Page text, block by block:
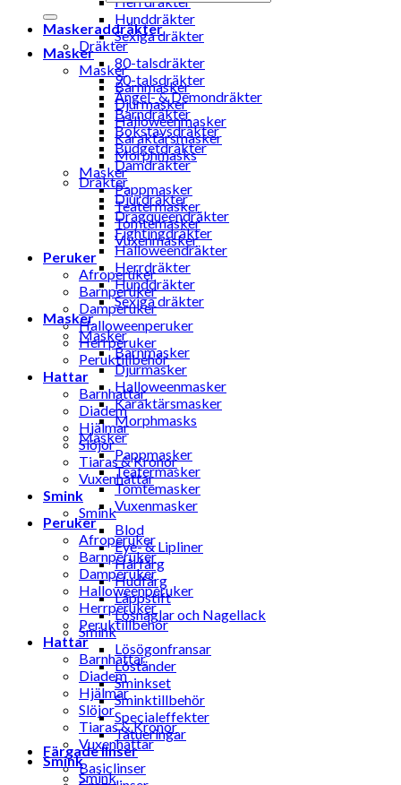
Hunddräkter
Sexiga dräkter
Masker
Masker
Barnmasker
Djurmasker
Halloweenmasker
Karaktärsmasker
Morphmasks
Masker
Pappmasker
Teatermasker
Tomtemasker
Vuxenmasker
Peruker
Afroperuker
Barnperuker
Damperuker
Halloweenperuker
Herrperuker
Peruktillbehör
Hattar
Barnhattar
Diadem
Hjälmar
Slöjor
Tiaras & Kronor
Vuxenhattar
Smink
Smink
Blod
Eye- & Lipliner
Hårfärg
Hudfärg
Läppstift
Lösnaglar och Nagellack
Smink
Lösögonfransar
Löständer
Sminkset
Sminktillbehör
Specialeffekter
Tatueringar
Färgade linser
Basiclinser
Maskeraddräkter
Dräkter
80-talsdräkter
90-talsdräkter
Ängel- & Demondräkter
Barndräkter
Bokstavsdräkter
Budgetdräkter
Damdräkter
Dräkter
Djurdräkter
Dragqueendräkter
Fightingdräkter
Halloweendräkter
Herrdräkter
Hunddräkter
Sexiga dräkter
Masker
Masker
Barnmasker
Djurmasker
Halloweenmasker
Karaktärsmasker
Morphmasks
Masker
Pappmasker
Teatermasker
Tomtemasker
Vuxenmasker
Peruker
Afroperuker
Barnperuker
Damperuker
Halloweenperuker
Herrperuker
Peruktillbehör
Hattar
Barnhattar
Diadem
Hjälmar
Slöjor
Tiaras & Kronor
Vuxenhattar
Smink
Smink